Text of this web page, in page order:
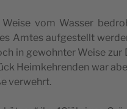
vom Was­ser
Amtes auf­ge­stellt
in gewohn­ter Wei­se
Heim­keh­ren­den war
verwehrt.